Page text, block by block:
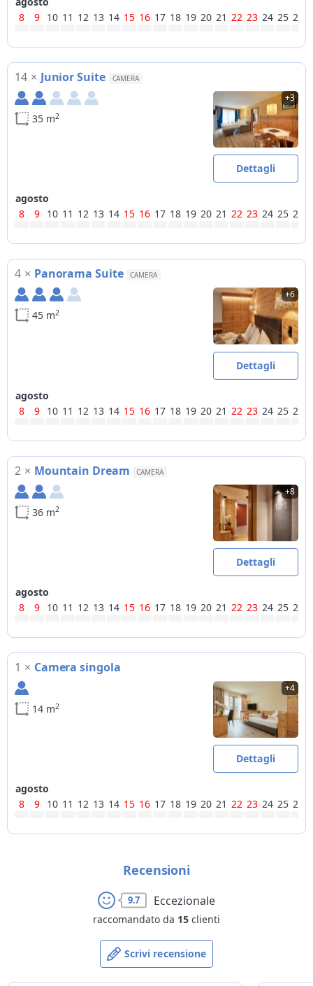
8
9 10 11 12 13 14 15 16 17 18 19 20 21 22 23 24 25 26
14 × Junior Suite CAMERA
35 m2
+3
Dettagli
agosto
8
9 10 11 12 13 14 15 16 17 18 19 20 21 22 23 24 25 26
4 × Panorama Suite CAMERA
45 m2
+6
Dettagli
agosto
8
9 10 11 12 13 14 15 16 17 18 19 20 21 22 23 24 25 26
2 × Mountain Dream CAMERA
36 m2
+8
Dettagli
agosto
8
9 10 11 12 13 14 15 16 17 18 19 20 21 22 23 24 25 26
1 × Camera singola
14 m2
+4
Dettagli
agosto
8
9 10 11 12 13 14 15 16 17 18 19 20 21 22 23 24 25 26
Recensioni
9.7 Eccezionale
raccomandato da 15 clienti
Scrivi recensione